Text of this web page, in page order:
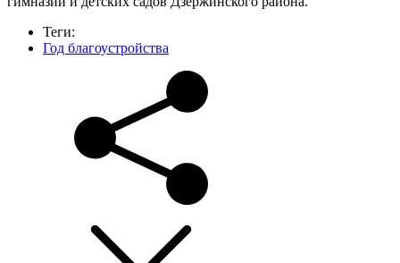
Теги:
Год благоустройства